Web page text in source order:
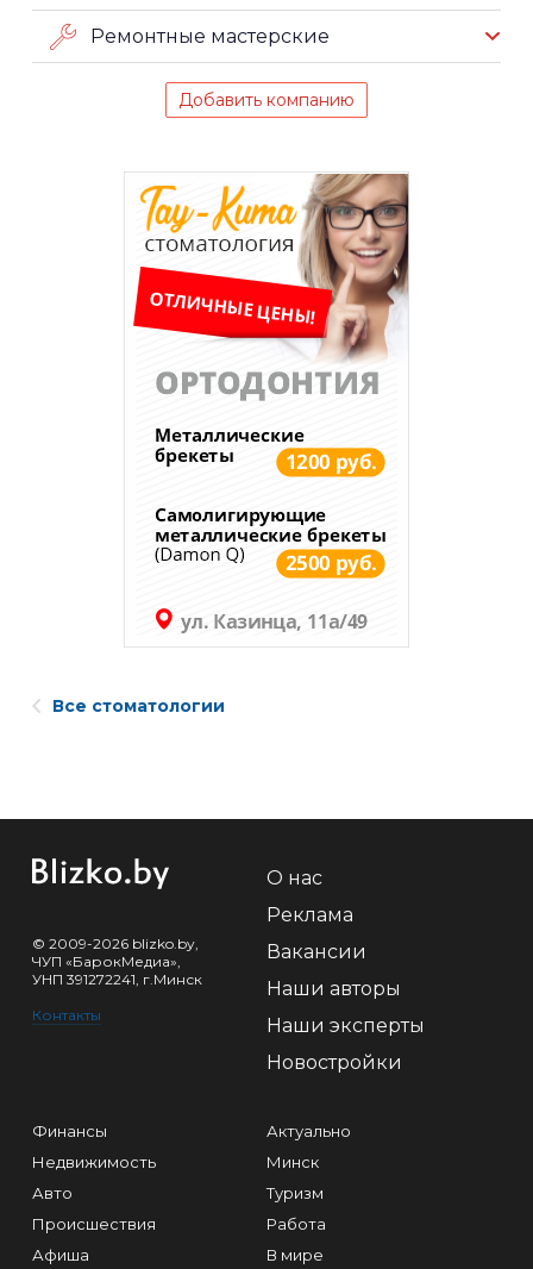
Ремонтные мастерские
Добавить компанию
Все стоматологии
© 2009-2026 blizko.by,
ЧУП «БарокМедиа»,
УНП 391272241, г.Минск
Контакты
О нас
Реклама
Вакансии
Наши авторы
Наши эксперты
Новостройки
Финансы
Недвижимость
Авто
Происшествия
Афиша
Актуально
Минск
Туризм
Работа
В мире